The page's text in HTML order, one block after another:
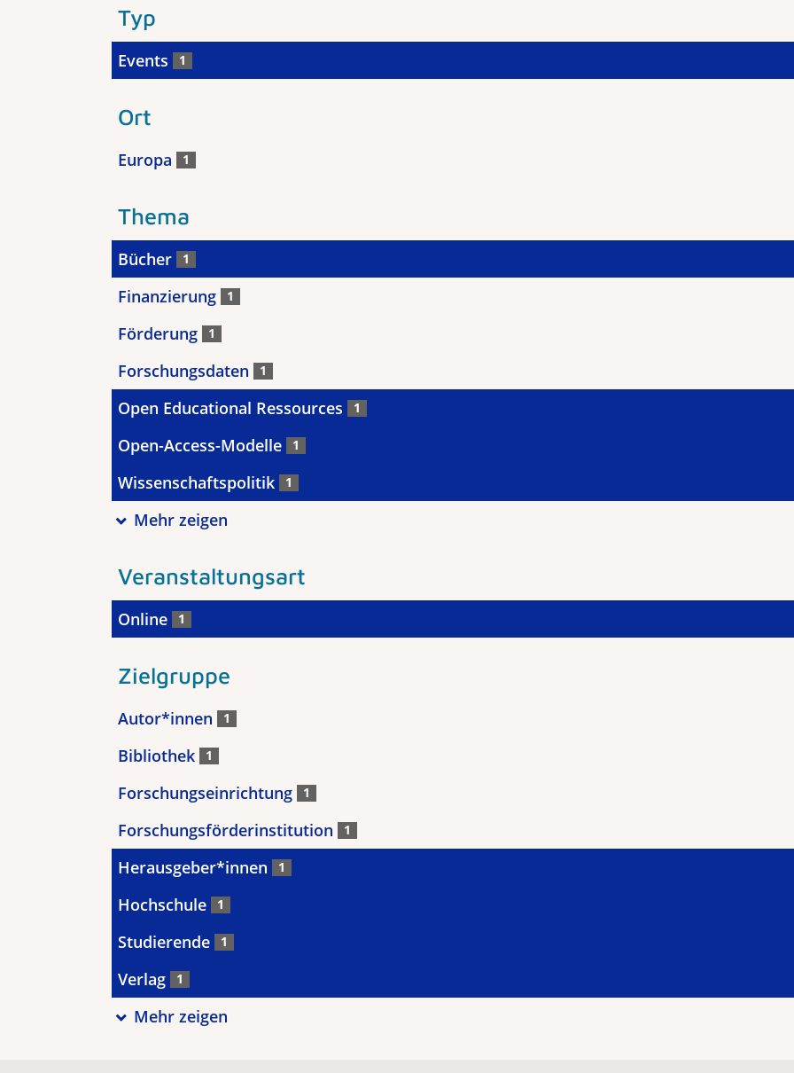
Typ
Events 1
Ort
Europa 1
Thema
Bücher 1
Finanzierung 1
Förderung 1
Forschungsdaten 1
Open Educational Ressources 1
Open-Access-Modelle 1
Wissenschaftspolitik 1
Mehr zeigen
Veranstaltungsart
Online 1
Zielgruppe
Autor*innen 1
Bibliothek 1
Forschungseinrichtung 1
Forschungsförderinstitution 1
Herausgeber*innen 1
Hochschule 1
Studierende 1
Verlag 1
Mehr zeigen